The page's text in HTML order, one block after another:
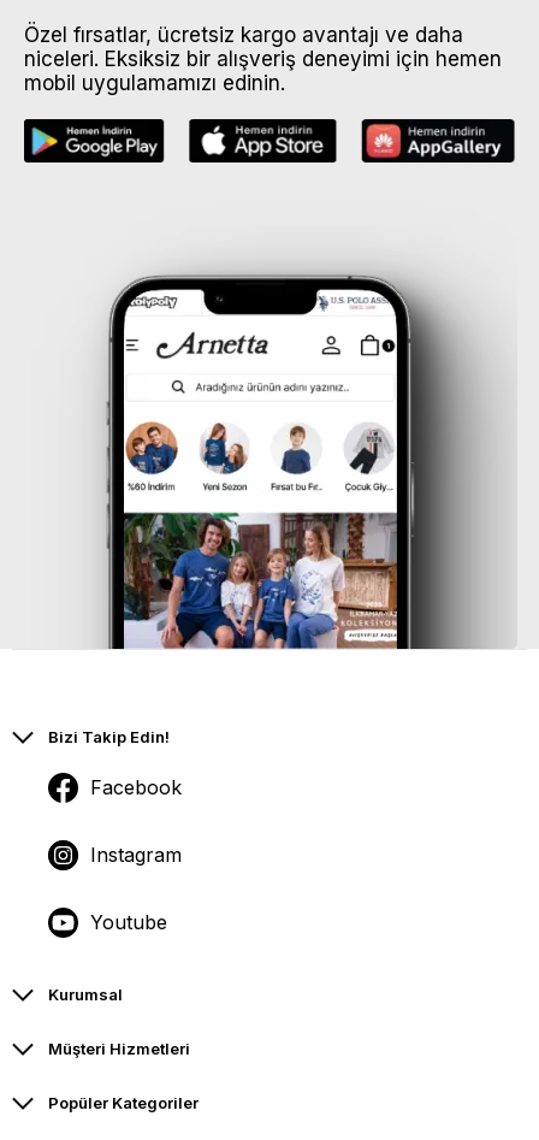
Özel fırsatlar, ücretsiz kargo avantajı ve daha
niceleri. Eksiksiz bir alışveriş deneyimi için hemen
mobil uygulamamızı edinin.
Bizi Takip Edin!
Facebook
Instagram
Youtube
Kurumsal
Müşteri Hizmetleri
Popüler Kategoriler